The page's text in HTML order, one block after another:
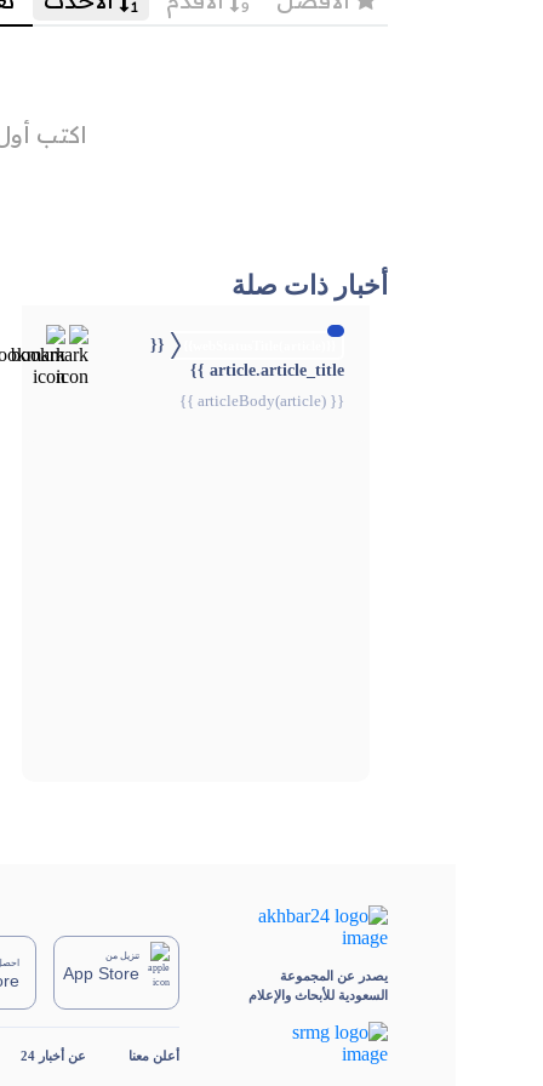
أخبار ذات صلة
{{
article.article_title }}
{{ articleBody(article) }}
يصدر عن المجموعة
السعودية للأبحاث والإعلام
تنزيل من
App Store
أعلن معنا عن أخبار 24